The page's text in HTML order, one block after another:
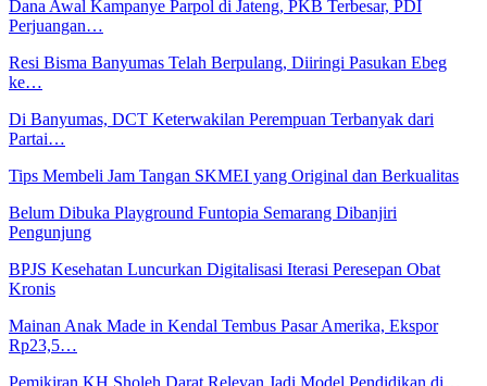
Dana Awal Kampanye Parpol di Jateng, PKB Terbesar, PDI
Perjuangan…
Resi Bisma Banyumas Telah Berpulang, Diiringi Pasukan Ebeg
ke…
Di Banyumas, DCT Keterwakilan Perempuan Terbanyak dari
Partai…
Tips Membeli Jam Tangan SKMEI yang Original dan Berkualitas
Belum Dibuka Playground Funtopia Semarang Dibanjiri
Pengunjung
BPJS Kesehatan Luncurkan Digitalisasi Iterasi Peresepan Obat
Kronis
Mainan Anak Made in Kendal Tembus Pasar Amerika, Ekspor
Rp23,5…
Pemikiran KH Sholeh Darat Relevan Jadi Model Pendidikan di…